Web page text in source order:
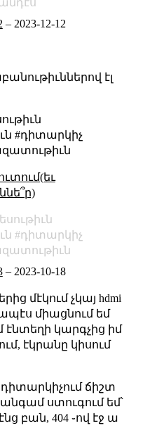
– 2023-12-12
էլ
#դիտարկիչ
դիտարկիչ
– 2023-10-18
մէկում չկայ hdmi
միացնում եմ
էնտեղի կարգչից իմ
էկրանը կիսում
դիտարկիչում ճիշտ
ստուգում եմ՝
բան, 404 ֊ով էջ ա